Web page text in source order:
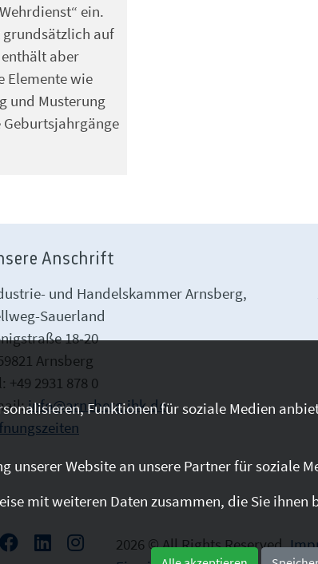
ein.
grundsätzlich auf
aber
Elemente wie
und Musterung
Anschrift
und Handelskammer Arnsberg,
Sauerland
18-20
Arnsberg
+49 2931 878 0
info@arnsberg.ihk.de
2026 © All Rights Reserved.
Funktionen für soziale Medien
Website an unsere Partner für soziale
mit weiteren Daten zusammen, die Sie